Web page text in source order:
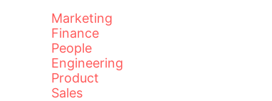
Marketing
Finance
People
Engineering
Product
Sales